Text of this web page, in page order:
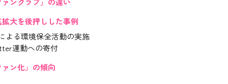
大を後押しした事例
よる環境保全活動の実施
運動への寄付
ン化」の傾向